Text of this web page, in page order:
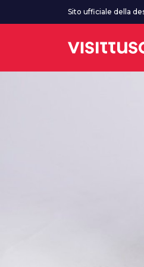
Vai al contenuto principale
Sito ufficiale della